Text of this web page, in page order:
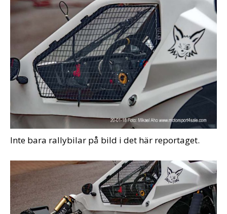
Inte bara rallybilar på bild i det här reportaget.